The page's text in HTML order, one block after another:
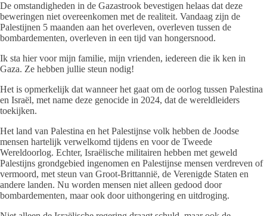
De omstandigheden in de Gazastrook bevestigen helaas dat deze
beweringen niet overeenkomen met de realiteit. Vandaag zijn de
Palestijnen 5 maanden aan het overleven, overleven tussen de
bombardementen, overleven in een tijd van hongersnood.
Ik sta hier voor mijn familie, mijn vrienden, iedereen die ik ken in
Gaza. Ze hebben jullie steun nodig!
Het is opmerkelijk dat wanneer het gaat om de oorlog tussen Palestina
en Israël, met name deze genocide in 2024, dat de wereldleiders
toekijken.
Het land van Palestina en het Palestijnse volk hebben de Joodse
mensen hartelijk verwelkomd tijdens en voor de Tweede
Wereldoorlog. Echter, Israëlische militairen hebben met geweld
Palestijns grondgebied ingenomen en Palestijnse mensen verdreven of
vermoord, met steun van Groot-Brittannië, de Verenigde Staten en
andere landen. Nu worden mensen niet alleen gedood door
bombardementen, maar ook door uithongering en uitdroging.